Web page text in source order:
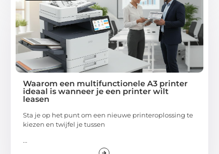
Waarom een multifunctionele A3 printer
ideaal is wanneer je een printer wilt
leasen
Sta je op het punt om een nieuwe printeroplossing te
kiezen en twijfel je tussen
...